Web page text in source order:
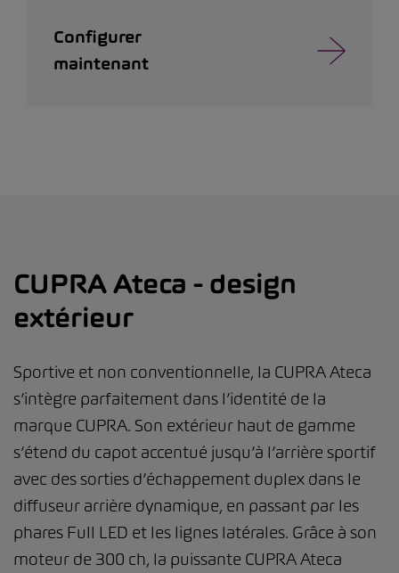
Configurer
maintenant
CUPRA Ateca - design
extérieur
Sportive et non conventionnelle, la CUPRA Ateca
s’intègre parfaitement dans l’identité de la
marque CUPRA. Son extérieur haut de gamme
s’étend du capot accentué jusqu’à l’arrière sportif
avec des sorties d’échappement duplex dans le
diffuseur arrière dynamique, en passant par les
phares Full LED et les lignes latérales. Grâce à son
moteur de 300 ch, la puissante CUPRA Ateca